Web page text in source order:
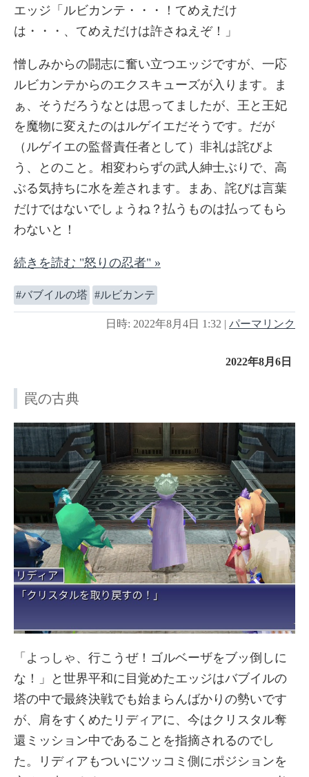
エッジ「ルビカンテ・・・！てめえだけ
は・・・、てめえだけは許さねえぞ！」
憎しみからの闘志に奮い立つエッジですが、一応
ルビカンテからのエクスキューズが入ります。ま
ぁ、そうだろうなとは思ってましたが、王と王妃
を魔物に変えたのはルゲイエだそうです。だが
（ルゲイエの監督責任者として）非礼は詫びよ
う、とのこと。相変わらずの武人紳士ぶりで、高
ぶる気持ちに水を差されます。まあ、詫びは言葉
だけではないでしょうね？払うものは払ってもら
わないと！
続きを読む "怒りの忍者" »
バブイルの塔 ルビカンテ
日時: 2022年8月4日 1:32 | パーマリンク
2022年8月6日
罠の古典
「よっしゃ、行こうぜ！ゴルベーザをブッ倒しに
な！」と世界平和に目覚めたエッジはバブイルの
塔の中で最終決戦でも始まらんばかりの勢いです
が、肩をすくめたリディアに、今はクリスタル奪
還ミッション中であることを指摘されるのでし
た。リディアもついにツッコミ側にポジションを